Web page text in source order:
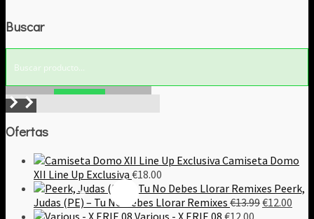
Buscar
Ofertas
Camiseta Domo
XII Line Up Exclusiva €18.00
Peerk,
Judas (PE) – Tu No Debes Llorar Remixes €13.99El
€12.00